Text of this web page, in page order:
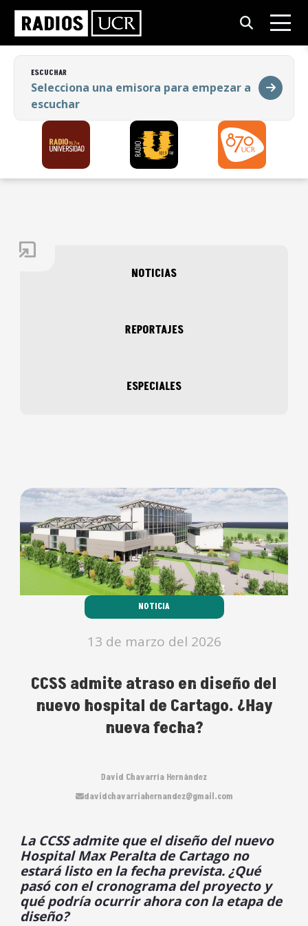
ESCUCHAR
Selecciona una emisora para empezar a
escuchar
ESCUCHAR
Selecciona una emisora para empezar a
escuchar
NOTICIAS
REPORTAJES
ESPECIALES
NOTICIA
13 de marzo del 2026
CCSS admite atraso en diseño del
nuevo hospital de Cartago. ¿Hay
nueva fecha?
David Chavarría Hernández
davidchavarriahernandez@gmail.com
La CCSS admite que el diseño del nuevo
Hospital Max Peralta de Cartago no
estará listo en la fecha prevista. ¿Qué
pasó con el cronograma del proyecto y
qué podría ocurrir ahora con la etapa de
diseño?